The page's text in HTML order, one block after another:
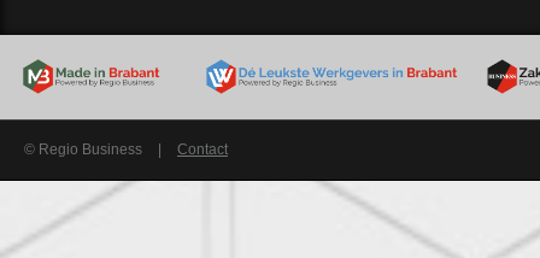
© Regio Business | Contact